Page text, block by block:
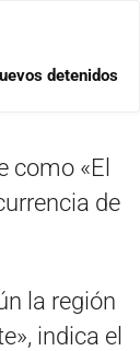
detenidos
como «El
de
la región
indica el